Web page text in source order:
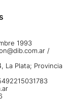
1993
/
La Plata; Provincia